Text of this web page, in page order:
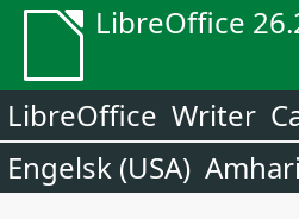
LibreOffice
LibreOffice Writer
Engelsk (USA)